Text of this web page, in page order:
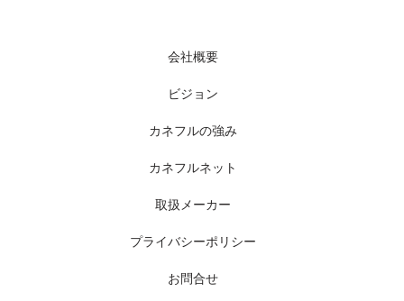
会社概要
ビジョン
カネフルの強み
カネフルネット
取扱メーカー
プライバシーポリシー
お問合せ